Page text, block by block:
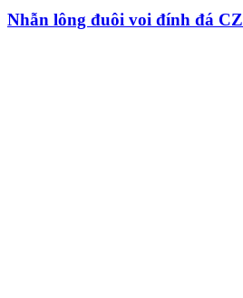
Nhẫn lông đuôi voi đính đá CZ